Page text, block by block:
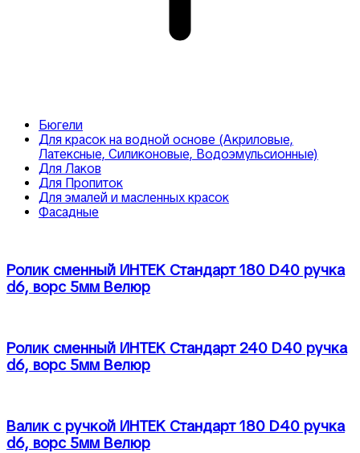
Бюгели
Для красок на водной основе (Акриловые,
Латексные, Силиконовые, Водоэмульсионные)
Для Лаков
Для Пропиток
Для эмалей и масленных красок
Фасадные
Ролик сменный ИНТЕК Стандарт 180 D40 ручка
d6, ворс 5мм Велюр
Ролик сменный ИНТЕК Стандарт 240 D40 ручка
d6, ворс 5мм Велюр
Валик с ручкой ИНТЕК Стандарт 180 D40 ручка
d6, ворс 5мм Велюр